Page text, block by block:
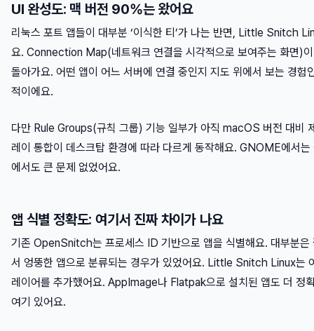
UI 완성도: 맥 버전 90%는 왔어요
리눅스 포트 앱들이 대부분 ‘이식한 티’가 나는 반면, Little Snitch
요. Connection Map(네트워크 연결을 시각적으로 보여주는 화면)
돌아가요. 어떤 앱이 어느 서버에 연결 중인지 지도 위에서 보는 경험
적이에요.
다만 Rule Groups(규칙 그룹) 기능 일부가 아직 macOS 버전 대비
레이 통합이 데스크탑 환경에 따라 다르게 동작해요. GNOME에서
에서도 큰 문제 없었어요.
앱 식별 정확도: 여기서 진짜 차이가 나요
기존 OpenSnitch는 프로세스 ID 기반으로 앱을 식별해요. 대부분은
서 엉뚱한 앱으로 분류되는 경우가 있었어요. Little Snitch Linux는
레이어를 추가했어요. AppImage나 Flatpak으로 설치된 앱도 더 정
여기 있어요.